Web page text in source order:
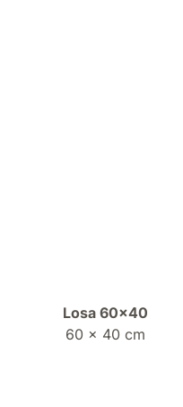
Losa 60×40
60 x 40 cm